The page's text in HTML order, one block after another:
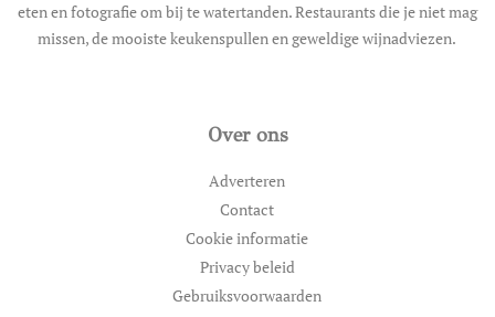
eten en fotografie om bij te watertanden. Restaurants die je niet mag
missen, de mooiste keukenspullen en geweldige wijnadviezen.
Over ons
Adverteren
Contact
Cookie informatie
Privacy beleid
Gebruiksvoorwaarden